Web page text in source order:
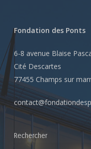
Fondation des Ponts
6-8 avenue Blaise
Cité Descartes
77455 Champs sur
Rechercher